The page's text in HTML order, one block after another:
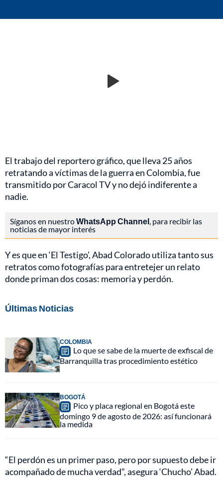
El trabajo del reportero gráfico, que lleva 25 años
retratando a víctimas de la guerra en Colombia, fue
transmitido por Caracol TV y no dejó indiferente a
nadie.
Síganos en nuestroWhatsApp Channel , para recibir las
noticias de mayor interés
Y es que en ‘El Testigo’, Abad Colorado utiliza tanto sus
retratos como fotografías para entretejer un relato
donde priman dos cosas: memoria y perdón.
Últimas Noticias
COLOMBIA
Lo que se sabe de la muerte de exfiscal de
Barranquilla tras procedimiento estético
BOGOTÁ
Pico y placa regional en Bogotá este
domingo 9 de agosto de 2026: así funcionará
la medida
“El perdón es un primer paso, pero por supuesto debe ir
acompañado de mucha verdad”, asegura ‘Chucho’ Abad.